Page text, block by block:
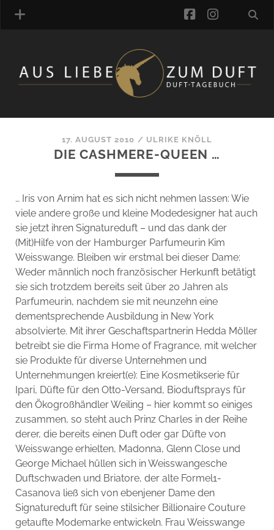
MANUFAKTUREN
DUFTNOTEN
SCHLAGWORTE
LINK-SAMMLUNG
ARTIKEL-ARCHIV
ONLINE-SHOP
DAS ALZD-TEAM
facebook
17. AUGUST 2010 / ULRIKE KNÖLL
DIE CASHMERE-QUEEN …
… Iris von Arnim hat es sich nicht nehmen lassen: Wie
viele andere große und kleine Modedesigner hat auch
sie jetzt ihren Signatureduft – und das dank der
(Mit)Hilfe von der Hamburger Parfumeurin Kim
Weisswange. Bleiben wir erstmal bei dieser Dame:
Weder männlich noch französischer Herkunft betätigt
sie sich trotzdem bereits seit über 20 Jahren als
Parfumeurin, nachdem sie mit neunzehn eine
dementsprechende Ausbildung in New York
absolvierte. Mit ihrer Geschaftspartnerin Hedda Möller
betreibt sie die Firma Home of Fragrance, mit welcher
sie Produkte für diverse Unternehmen und
Unternehmungen kreiert(e): Eine Kosmetikserie für
Ipari, Düfte für den Otto-Versand, Bioduftsprays für
den Ökogroßhändler Weiling – hier kommt so einiges
zusammen, so steht auch Prinz Charles in der Reihe
derer, die bereits einen Duft oder gar Düfte von
Weisswange erhielten, Madonna, Glenn Close und
George Michael hüllen sich in Weisswangesche
Duftschwaden und Briatore, der alte Formel1-
Casanova ließ sich von ebenjener Dame den
Signatureduft für seine stilsicher Billionaire Couture
getaufte Modemarke entwickeln. Frau Weisswange